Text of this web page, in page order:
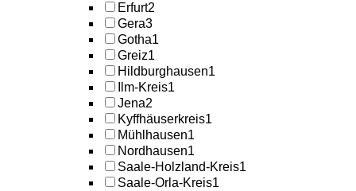
Erfurt2
Gera3
Gotha1
Greiz1
Hildburghausen1
Ilm-Kreis1
Jena2
Kyffhäuserkreis1
Mühlhausen1
Nordhausen1
Saale-Holzland-Kreis1
Saale-Orla-Kreis1